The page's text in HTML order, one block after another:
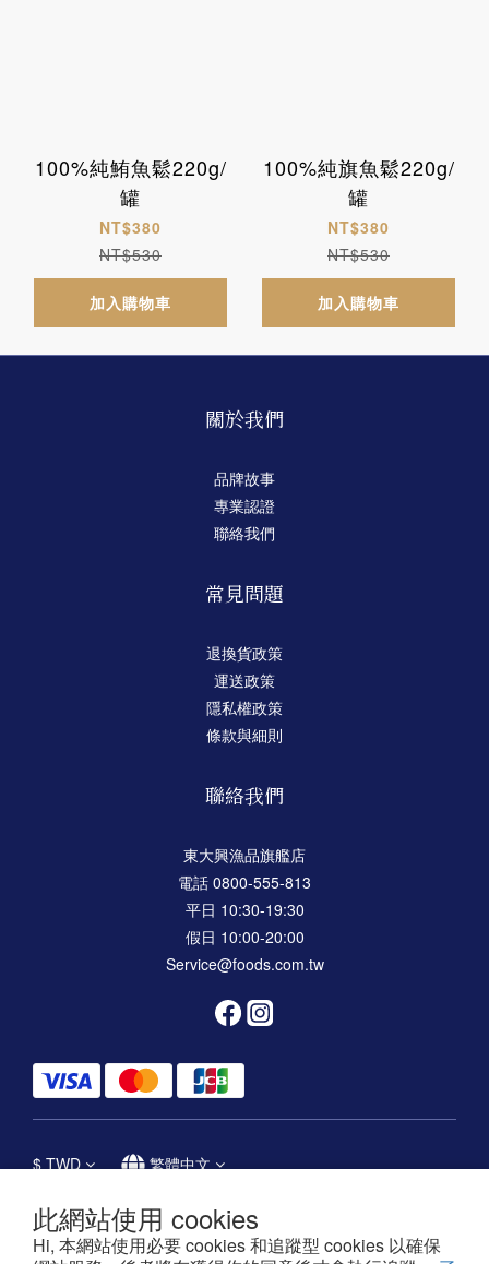
此網站使用 cookies
Hi, 本網站使用必要 cookies 和追蹤型 cookies 以確保
100%純鮪魚鬆220g/
罐
NT$380
NT$530
加入購物車
100%純旗魚鬆220g/
罐
NT$380
NT$530
加入購物車
關於我們
品牌故事
專業認證
聯絡我們
常見問題
退換貨政策
運送政策
隱私權政策
條款與細則
聯絡我們
東大興漁品旗艦店
電話 0800-555-813
平日 10:30-19:30
假日 10:00-20:00
Service@foods.com.tw
$ TWD 繁體中文